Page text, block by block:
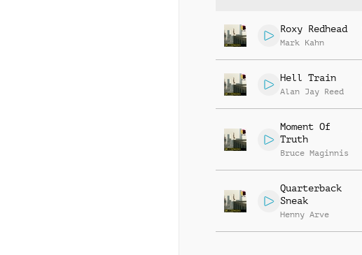
Roxy Redhead
Mark Kahn
Hell Train
Alan Jay Reed
Moment Of
Truth
Bruce Maginnis
Quarterback
Sneak
Henny Arve